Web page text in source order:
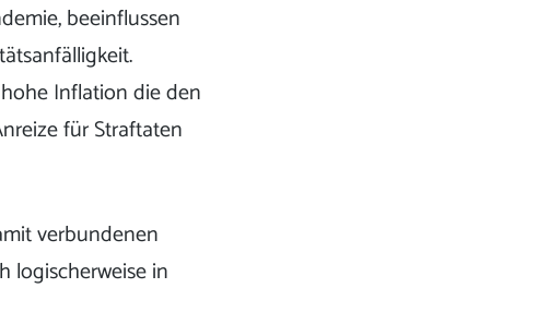
beeinflussen
Inflation die den
für Straftaten
verbundenen
logischerweise in